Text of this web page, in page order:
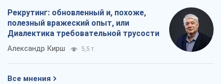
Рекрутинг: обновленный и, похоже,
полезный вражеский опыт, или
Диалектика требовательной трусости
Александр Кирш 5,5 т.
Все мнения